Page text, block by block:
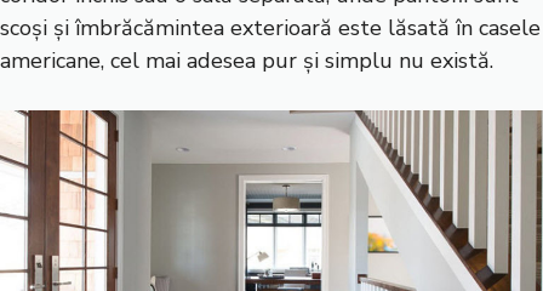
scoși și îmbrăcămintea exterioară este lăsată în casele
americane, cel mai adesea pur și simplu nu există.